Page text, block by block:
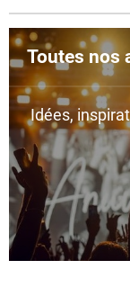
Toutes nos
Idées,